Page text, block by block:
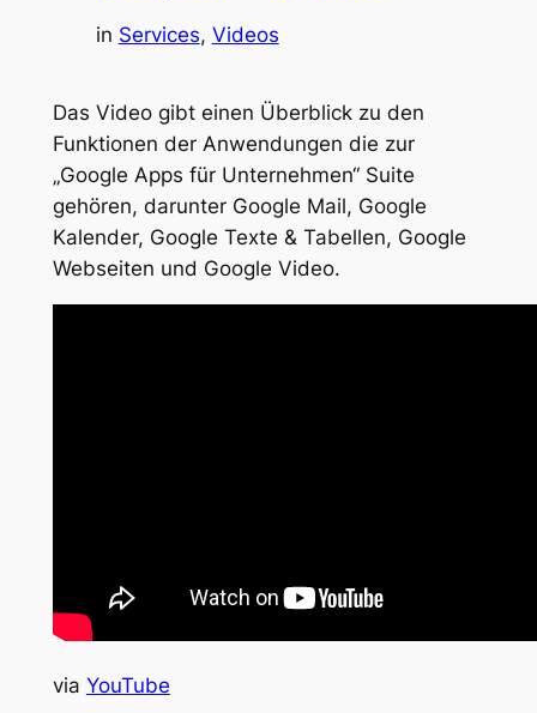
in Services, Videos
Das Video gibt einen Überblick zu den
Funktionen der Anwendungen die zur
„Google Apps für Unternehmen“ Suite
gehören, darunter Google Mail, Google
Kalender, Google Texte & Tabellen, Google
Webseiten und Google Video.
via YouTube